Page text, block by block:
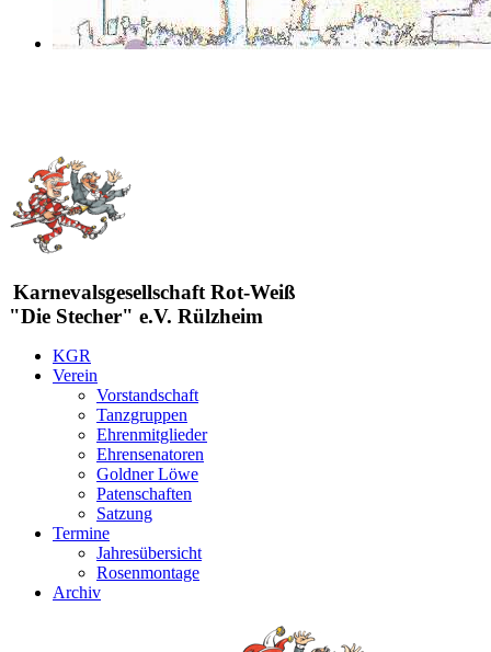
Karnevalsgesellschaft Rot-Weiß
"Die Stecher" e.V. Rülzheim
KGR
Verein
Vorstandschaft
Tanzgruppen
Ehrenmitglieder
Ehrensenatoren
Goldner Löwe
Patenschaften
Satzung
Termine
Jahresübersicht
Rosenmontage
Archiv